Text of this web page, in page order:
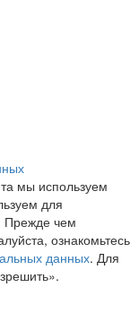
мы используем
для
Прежде чем
ознакомьтесь
данных. Для